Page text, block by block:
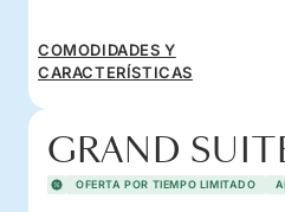
COMODIDADES Y
CARACTERÍSTICAS
GRAND
OFERTA POR TIEMPO LIMITADO